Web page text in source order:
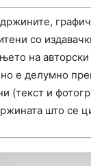
со
на авторски
е делумно
(текст и
што се